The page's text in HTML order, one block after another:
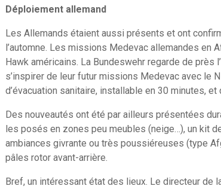
Déploiement allemand
Les Allemands étaient aussi présents et ont
l’automne. Les missions Medevac allemandes en
Hawk américains. La Bundeswehr regarde de près
s’inspirer de leur futur missions Medevac avec le
d’évacuation sanitaire, installable en 30 minutes, et
Des nouveautés ont été par ailleurs présentées
les posés en zones peu meubles (neige…), un kit
ambiances givrante ou très poussiéreuses (type
pâles rotor avant-arrière.
Bref, un intéressant état des lieux. Le directeur de